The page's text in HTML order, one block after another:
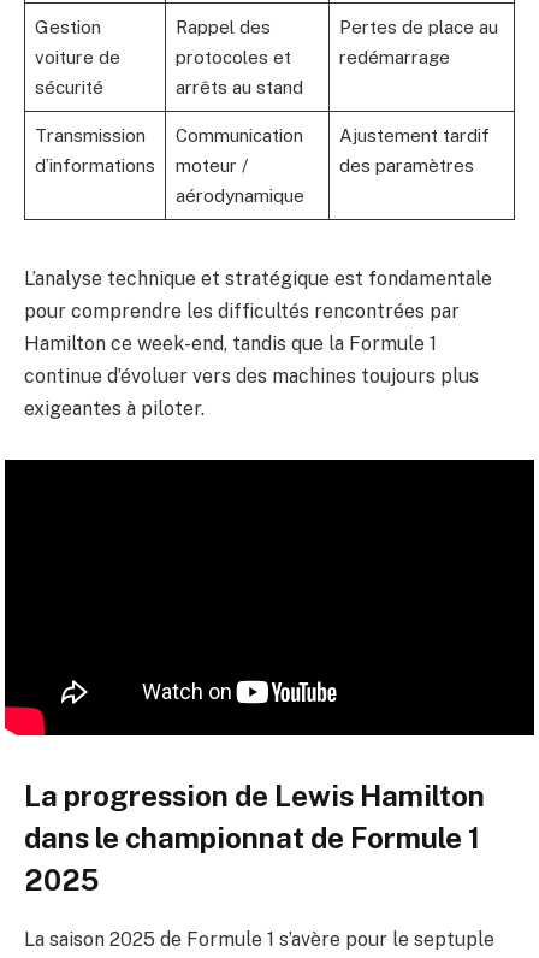
Gestion
voiture de
sécurité
Rappel des
protocoles et
arrêts au stand
Pertes de place au
redémarrage
Transmission
d’informations
Communication
moteur /
aérodynamique
Ajustement tardif
des paramètres
L’analyse technique et stratégique est fondamentale
pour comprendre les difficultés rencontrées par
Hamilton ce week-end, tandis que la Formule 1
continue d’évoluer vers des machines toujours plus
exigeantes à piloter.
La progression de Lewis Hamilton
dans le championnat de Formule 1
2025
La saison 2025 de Formule 1 s’avère pour le septuple